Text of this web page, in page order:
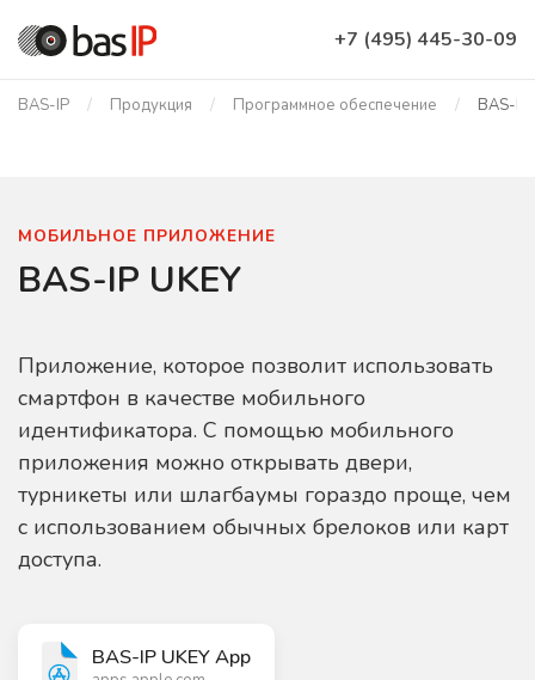
+7 (495) 445-30-09
BAS-IP Продукция Программное обеспечение BAS-IP
МОБИЛЬНОЕ ПРИЛОЖЕНИЕ
BAS-IP UKEY
Приложение, которое позволит использовать
смартфон в качестве мобильного
идентификатора. С помощью мобильного
приложения можно открывать двери,
турникеты или шлагбаумы гораздо проще, чем
с использованием обычных брелоков или карт
доступа.
BAS-IP UKEY App